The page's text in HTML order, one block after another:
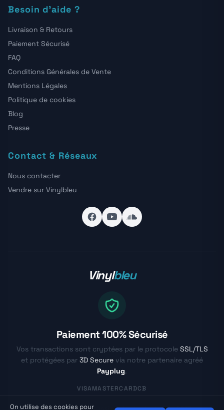
Besoin d'aide ?
Livraison & Retours
Paiement Sécurisé
FAQ
Conditions Générales de Vente
Mentions Légales
Politique de cookies
Blog
Presse
Contact & Réseaux
Nous contacter
Vendre sur Vinylbleu
Vinylbleu
Paiement 100% Sécurisé
Vos transactions sont cryptées par le protocole SSL/TLS
et protégées par 3D Secure via notre partenaire agréé
Payplug.
VISAMASTERCARDCB
© Vinylbleu.fr - La passion du vinyle depuis 2017
On utilise des cookies pour